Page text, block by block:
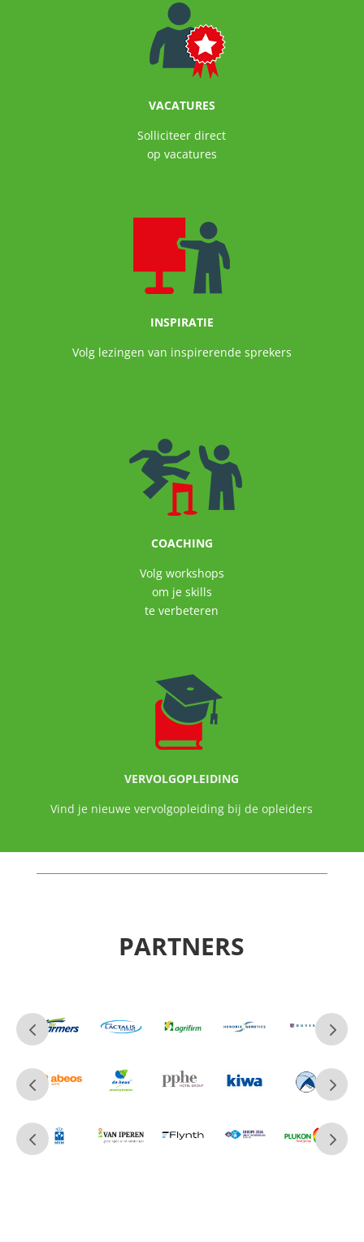
VACATURES
Solliciteer direct
op vacatures
INSPIRATIE
Volg lezingen van inspirerende sprekers
COACHING
Volg workshops
om je skills
te verbeteren
VERVOLGOPLEIDING
Vind je nieuwe vervolgopleiding bij de opleiders
PARTNERS